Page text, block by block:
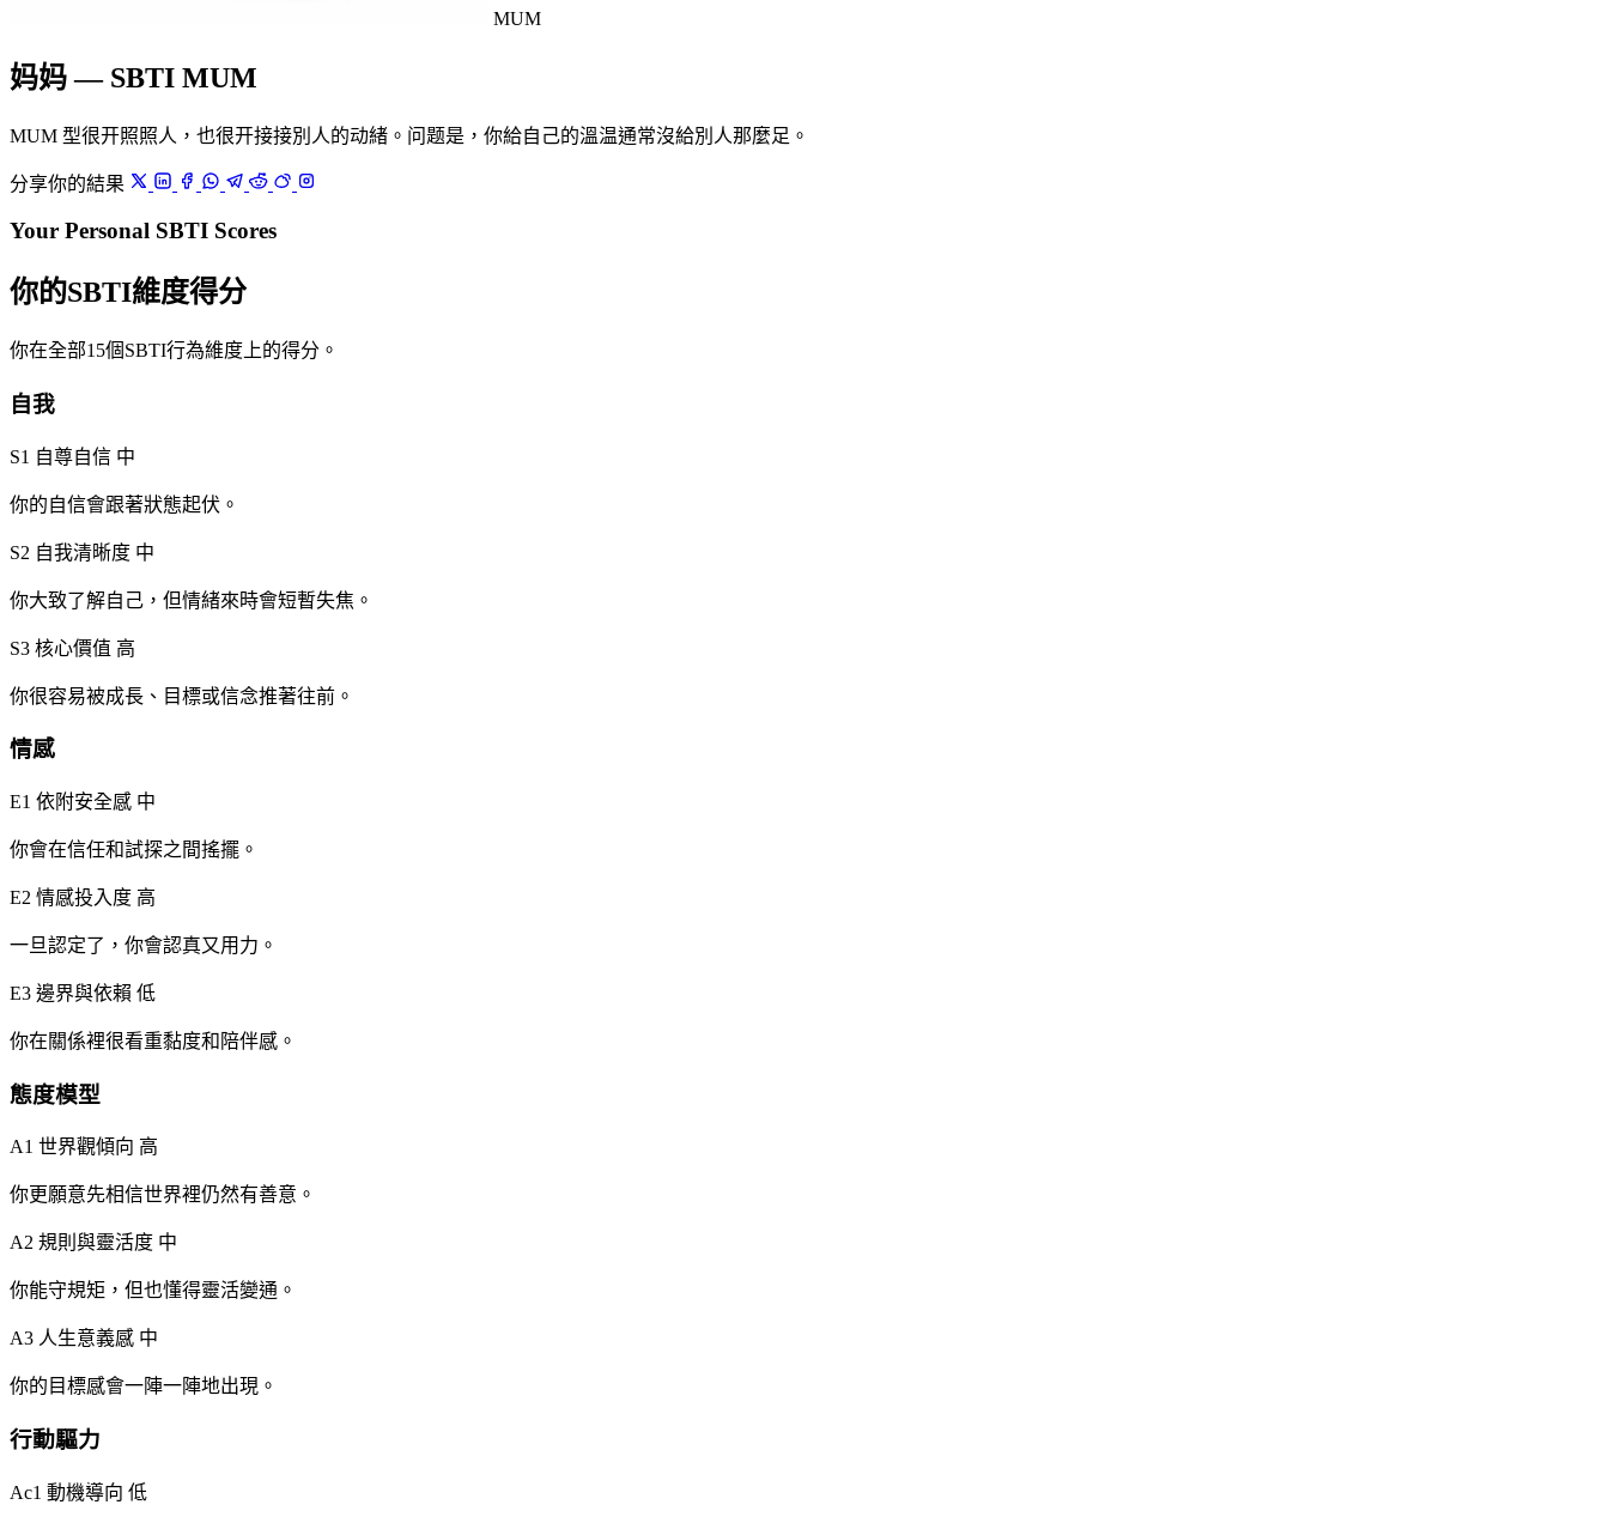
MUM
妈妈 — SBTI MUM
MUM 型很开照照人，也很开接接別人的动緒。问题是，你給自己的溫温通常沒給別人那麼足。
分享你的結果
Your Personal SBTI Scores
你的SBTI維度得分
你在全部15個SBTI行為維度上的得分。
自我
S1 自尊自信 中
你的自信會跟著狀態起伏。
S2 自我清晰度 中
你大致了解自己，但情緒來時會短暫失焦。
S3 核心價值 高
你很容易被成長、目標或信念推著往前。
情感
E1 依附安全感 中
你會在信任和試探之間搖擺。
E2 情感投入度 高
一旦認定了，你會認真又用力。
E3 邊界與依賴 低
你在關係裡很看重黏度和陪伴感。
態度模型
A1 世界觀傾向 高
你更願意先相信世界裡仍然有善意。
A2 規則與靈活度 中
你能守規矩，但也懂得靈活變通。
A3 人生意義感 中
你的目標感會一陣一陣地出現。
行動驅力
Ac1 動機導向 低